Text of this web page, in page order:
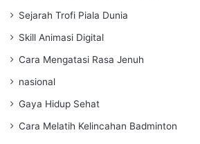
Sejarah Trofi Piala Dunia
Skill Animasi Digital
Cara Mengatasi Rasa Jenuh
nasional
Gaya Hidup Sehat
Cara Melatih Kelincahan Badminton